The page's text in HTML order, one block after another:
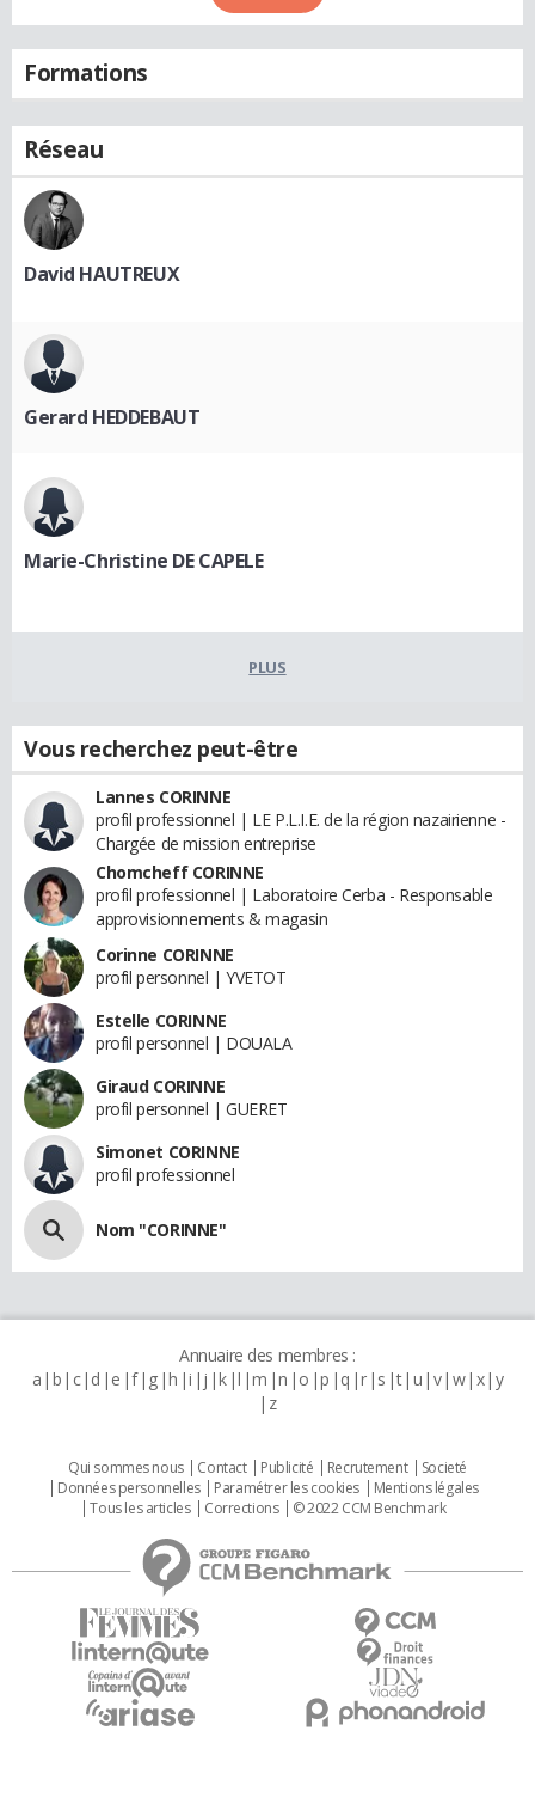
Formations
Réseau
David HAUTREUX
Gerard HEDDEBAUT
Marie-Christine DE CAPELE
PLUS
Vous recherchez peut-être
Lannes CORINNE
profil professionnel | LE P.L.I.E. de la région nazairienne -
Chargée de mission entreprise
Chomcheff CORINNE
profil professionnel | Laboratoire Cerba - Responsable
approvisionnements & magasin
Corinne CORINNE
profil personnel | YVETOT
Estelle CORINNE
profil personnel | DOUALA
Giraud CORINNE
profil personnel | GUERET
Simonet CORINNE
profil professionnel
Nom "CORINNE"
Annuaire des membres :
a b c d e f g h i j k l m n o p q r s t u v w x y
z
Qui sommes nous Contact Publicité Recrutement
Societé
Données personnelles
Paramétrer les cookies
Mentions légales
Tous les articles
Corrections © 2022 CCM Benchmark